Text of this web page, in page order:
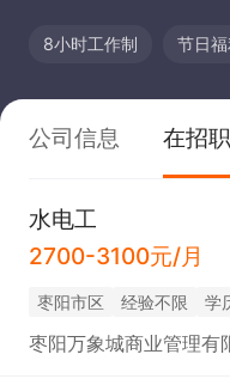
8小时工作制 节日
公司信息 在招
水电工
2700-3100元/月
枣阳市区 经验不限 学
枣阳万象城商业管理有